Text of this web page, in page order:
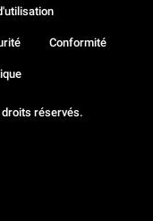
réservés.
Conformité